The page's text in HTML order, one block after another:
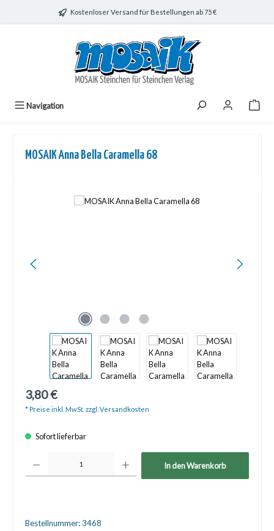
Zum Hauptinhalt springenKostenloser Versand für Bestellungen ab 75 €
Navigation
MOSAIK Anna Bella Caramella 68
Bildergalerie überspringen
3,80 €
* Preise inkl. MwSt. zzgl. Versandkosten
Sofort lieferbar
In den Warenkorb
Bestellnummer:3468